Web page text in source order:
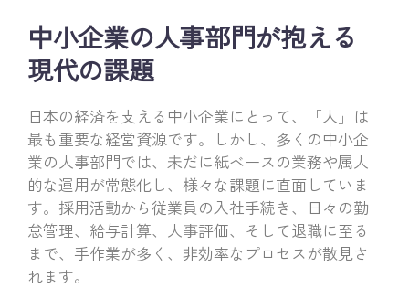
中小企業の人事部門が抱える
現代の課題
日本の経済を支える中小企業にとって、「人」は
最も重要な経営資源です。しかし、多くの中小企
業の人事部門では、未だに紙ベースの業務や属人
的な運用が常態化し、様々な課題に直面していま
す。採用活動から従業員の入社手続き、日々の勤
怠管理、給与計算、人事評価、そして退職に至る
まで、手作業が多く、非効率なプロセスが散見さ
れます。